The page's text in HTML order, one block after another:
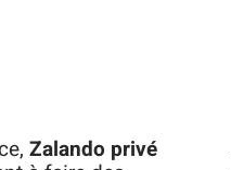
Zalando privé